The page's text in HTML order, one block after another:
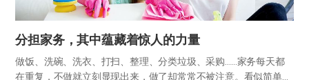
分担家务，其中蕴藏着惊人的力量
做饭、洗碗、洗衣、打扫、整理、分类垃圾、采购……家务每天都
在重复，不做就立刻显现出来，做了却常常不被注意。看似简单琐